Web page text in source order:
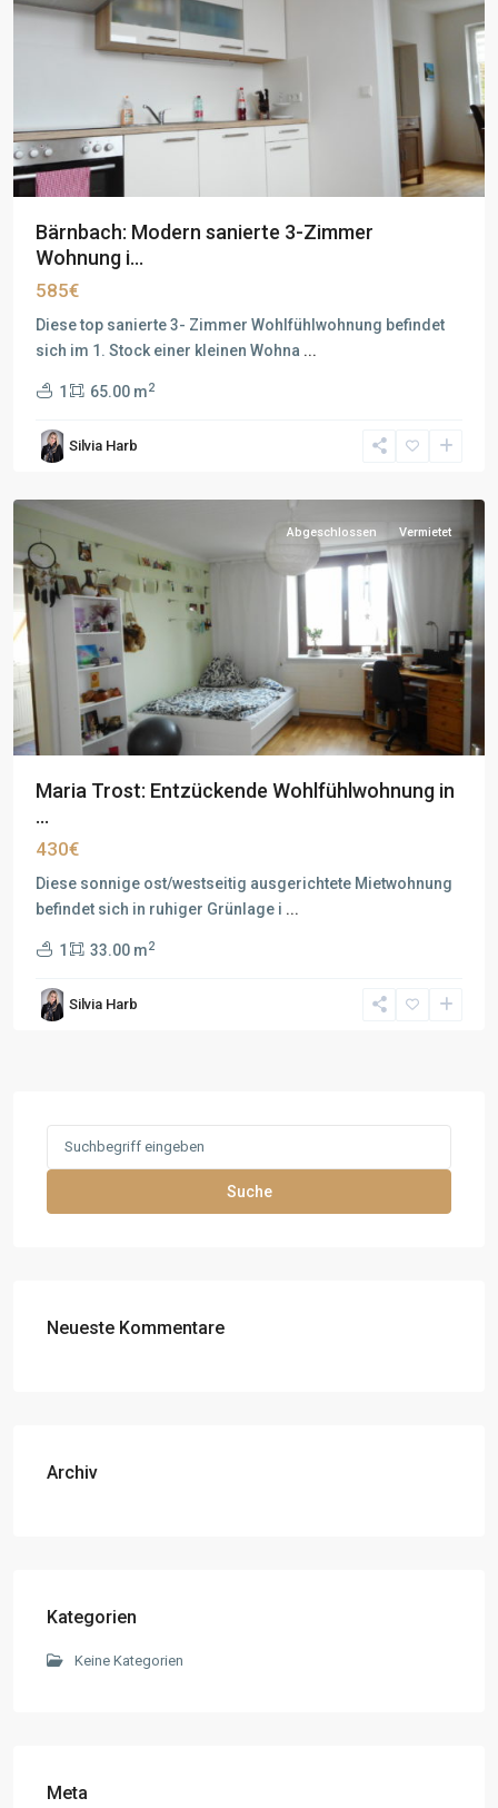
Bärnbach: Modern sanierte 3-Zimmer
Wohnung i...
585€
Diese top sanierte 3- Zimmer Wohlfühlwohnung befindet
sich im 1. Stock einer kleinen Wohna ...
1 65.00 m2
Silvia Harb
Abgeschlossen Vermietet
Maria Trost: Entzückende Wohlfühlwohnung in
...
430€
Diese sonnige ost/westseitig ausgerichtete Mietwohnung
befindet sich in ruhiger Grünlage i ...
1 33.00 m2
Silvia Harb
Suche
Neueste Kommentare
Archiv
Kategorien
Keine Kategorien
Meta